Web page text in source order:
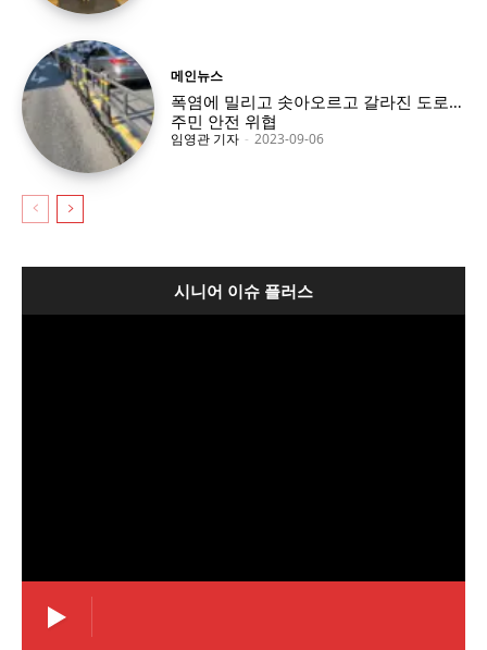
메인뉴스
폭염에 밀리고 솟아오르고 갈라진 도로…
주민 안전 위협
임영관 기자 - 2023-09-06
시니어 이슈 플러스